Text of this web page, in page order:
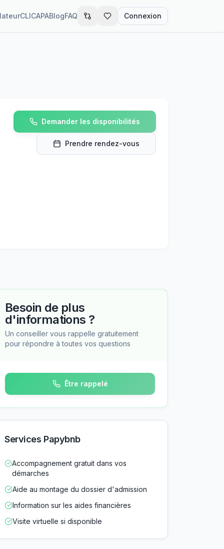
CLICAPABlogFAQ Connexion
Demander les disponibilités
Prendre rendez-vous
Besoin de plus
d'informations ?
Un conseiller vous rappelle gratuitement
pour répondre à toutes vos questions
Être rappelé
Services Papybnb
Accompagnement gratuit dans vos
démarches
Aide au montage du dossier d'admission
Information sur les aides financières
Visite virtuelle si disponible